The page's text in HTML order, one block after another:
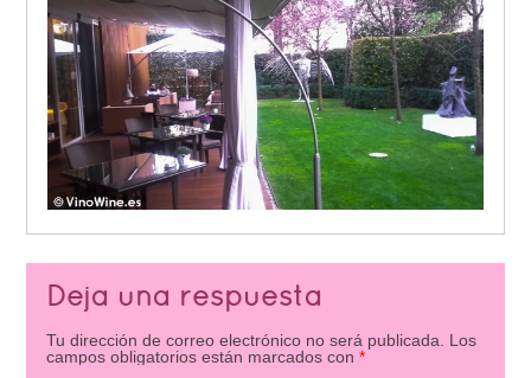
Deja una respuesta
Tu dirección de correo electrónico no será publicada.
Los
campos obligatorios están marcados con *